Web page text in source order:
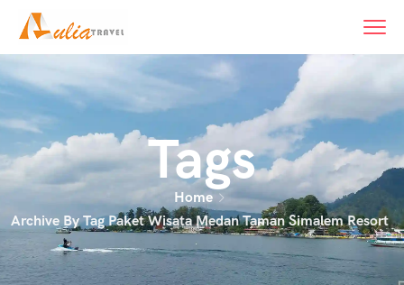
content
Tags
Home
Archive By Tag Paket Wisata Medan Taman Simalem Resort